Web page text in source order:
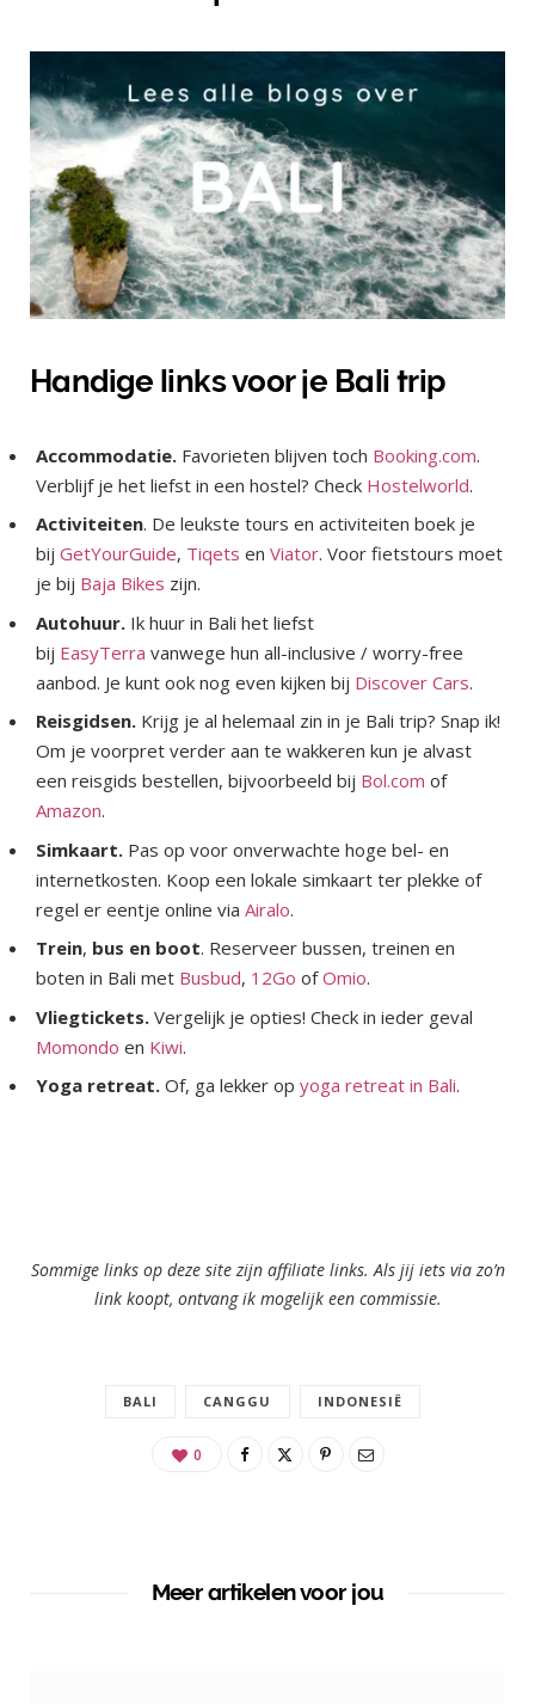
Handige links voor je Bali trip
Accommodatie. Favorieten blijven toch Booking.com.
Verblijf je het liefst in een hostel? Check Hostelworld.
Activiteiten. De leukste tours en activiteiten boek je
bij GetYourGuide, Tiqets en Viator. Voor fietstours moet
je bij Baja Bikes zijn.
Autohuur. Ik huur in Bali het liefst
bij EasyTerra vanwege hun all-inclusive / worry-free
aanbod. Je kunt ook nog even kijken bij Discover Cars.
Reisgidsen. Krijg je al helemaal zin in je Bali trip? Snap ik!
Om je voorpret verder aan te wakkeren kun je alvast
een reisgids bestellen, bijvoorbeeld bij Bol.com of
Amazon.
Simkaart. Pas op voor onverwachte hoge bel- en
internetkosten. Koop een lokale simkaart ter plekke of
regel er eentje online via Airalo.
Trein, bus en boot. Reserveer bussen, treinen en
boten in Bali met Busbud, 12Go ofOmio.
Vliegtickets. Vergelijk je opties! Check in ieder geval
Momondo en Kiwi.
Yoga retreat. Of, ga lekker op yoga retreat in Bali.
Sommige links op deze site zijn affiliate links. Als jij iets via zo’n
link koopt, ontvang ik mogelijk een commissie.
BALI CANGGU INDONESIË
0
Meer artikelen voor jou